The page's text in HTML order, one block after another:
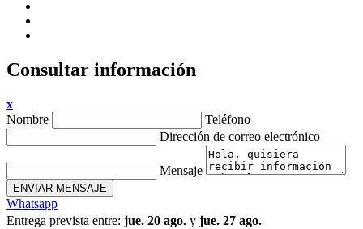
Consultar información
x
Nombre
Teléfono
Dirección de correo electrónico
Mensaje
ENVIAR MENSAJE
Whatsapp
Entrega prevista entre: jue. 20 ago. y jue. 27 ago.